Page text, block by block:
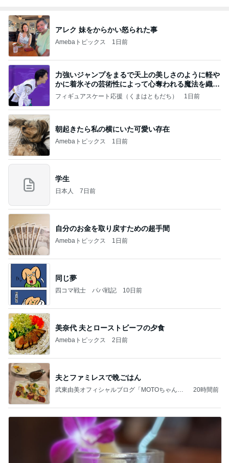
アレク 妹をからかい怒られた事
Amebaトピックス 1日前
力強いジャンプをまるで天上の美しさのように軽や
かに着氷その芸術性によって心奪われる魔法を織り
なす
フィギュアスケート応援（くまはともだち） 1日前
朝起きたら私の横にいた可愛い存在
Amebaトピックス 1日前
学生
日本人 7日前
自分のお金を取り戻すための超手間
Amebaトピックス 1日前
同じ夢
四コマ戦士 パパ戦記 10日前
美奈代 夫とローストビーフの夕食
Amebaトピックス 2日前
夫とファミレスで晩ごはん
武東由美オフィシャルブログ「MOTOちゃんと
20時間前